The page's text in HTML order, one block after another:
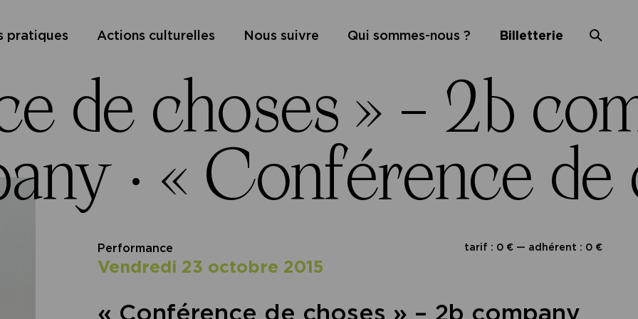
pratiques Actions culturelles Nous suivre Qui sommes-nous ? Billetterie
de choses » – 2b
· « Conférence de
tarif : 0 € — adhérent : 0 €
Performance
vendredi 23 octobre 2015
« Conférence de choses » – 2b company